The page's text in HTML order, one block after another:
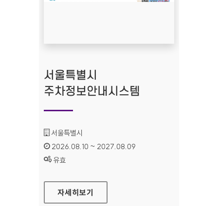
서울특별시
주차정보안내시스템
기관명 :
서울특별시
인증기간 :
2026.08.10 ~ 2027.08.09
상태 :
유효
서울특별시 주차정보안내시스템
자세히보기